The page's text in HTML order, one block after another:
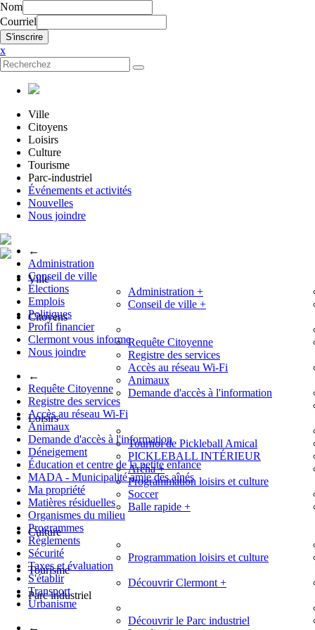
Nom
Courriel
x
Ville
Citoyens
Loisirs
Culture
Tourisme
Parc-industriel
Événements et activités
Nouvelles
Nous joindre
←
Administration
Conseil de ville
Élections
Emplois
Politiques
Profil financier
Clermont vous informe
Nous joindre
←
Requête Citoyenne
Registre des services
Accès au réseau Wi-Fi
Animaux
Demande d'accès à l'information
Déneigement
Éducation et centre de la petite enfance
MADA - Municipalité amie des aînés
Ma propriété
Matières résiduelles
Organismes du milieu
Programmes
Règlements
Sécurité
Taxes et évaluation
S'établir
Transport
Urbanisme
←
Ville
Administration +
Conseil de ville +
Citoyens
Requête Citoyenne
Registre des services
Accès au réseau Wi-Fi
Animaux
Demande d'accès à l'information
Loisirs
Tournoi de Pickleball Amical
PICKLEBALL INTÉRIEUR
Aréna+
Programmation loisirs et culture
Soccer
Balle rapide +
Culture
Programmation loisirs et culture
Tourisme
Découvrir Clermont +
Parc industriel
Découvrir le Parc industriel